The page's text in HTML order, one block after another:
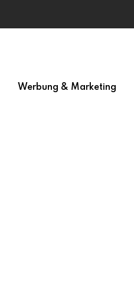
Werbung & Marketing